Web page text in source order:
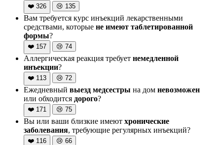
❤️ 326 😢 135
Вам требуется курс инъекций лекарственными
средствами, которые не имеют таблетированной
формы?
❤️ 157 😢 74
Аллергическая реакция требует немедленной
инъекции?
❤️ 113 😢 72
Ежедневный выезд медсестры на дом невозможен
или обходится дорого?
❤️ 171 😢 75
Вы или ваши близкие имеют хронические
заболевания, требующие регулярных инъекций?
❤️ 116 😢 66